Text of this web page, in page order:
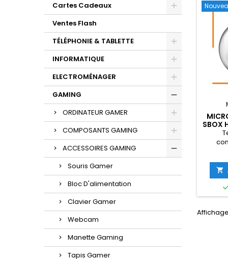
Cartes Cadeaux
Ventes Flash
TÉLÉPHONIE & TABLETTE
INFORMATIQUE
ELECTROMÉNAGER
GAMING
ORDINATEUR GAMER
COMPOSANTS GAMING
ACCESSOIRES GAMING
Souris Gamer
Bloc D'alimentation
Clavier Gamer
Webcam
Manette Gaming
Tapis Gamer
SBOX
Hz
câble
